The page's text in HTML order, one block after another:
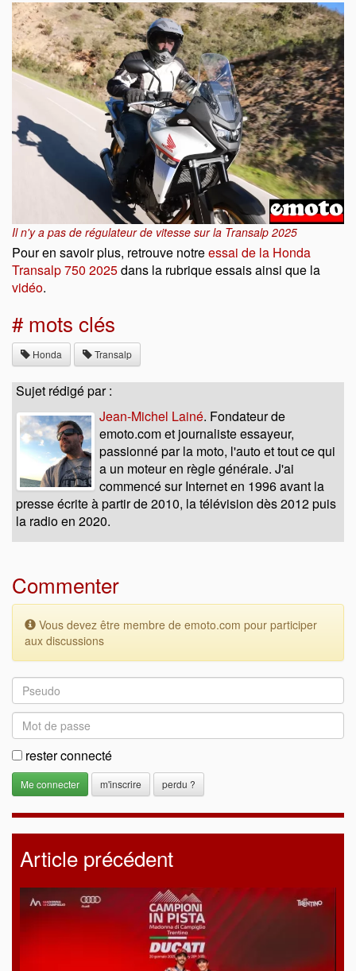
Il n'y a pas de régulateur de vitesse sur la Transalp 2025
Pour en savoir plus, retrouve notreessai de la Honda
Transalp 750 2025dans la rubrique essais ainsi que la
vidéo.
# mots clés
Honda Transalp
Sujet rédigé par :
Jean-Michel Lainé. Fondateur de
emoto.com et journaliste essayeur,
passionné par la moto, l'auto et tout ce qui
a un moteur en règle générale. J'ai
commencé sur Internet en 1996 avant la
presse écrite à partir de 2010, la télévision dès 2012 puis
la radio en 2020.
Commenter
Vous devez être membre de emoto.com pour participer
aux discussions
rester connecté
m'inscrire perdu ?
Article précédent